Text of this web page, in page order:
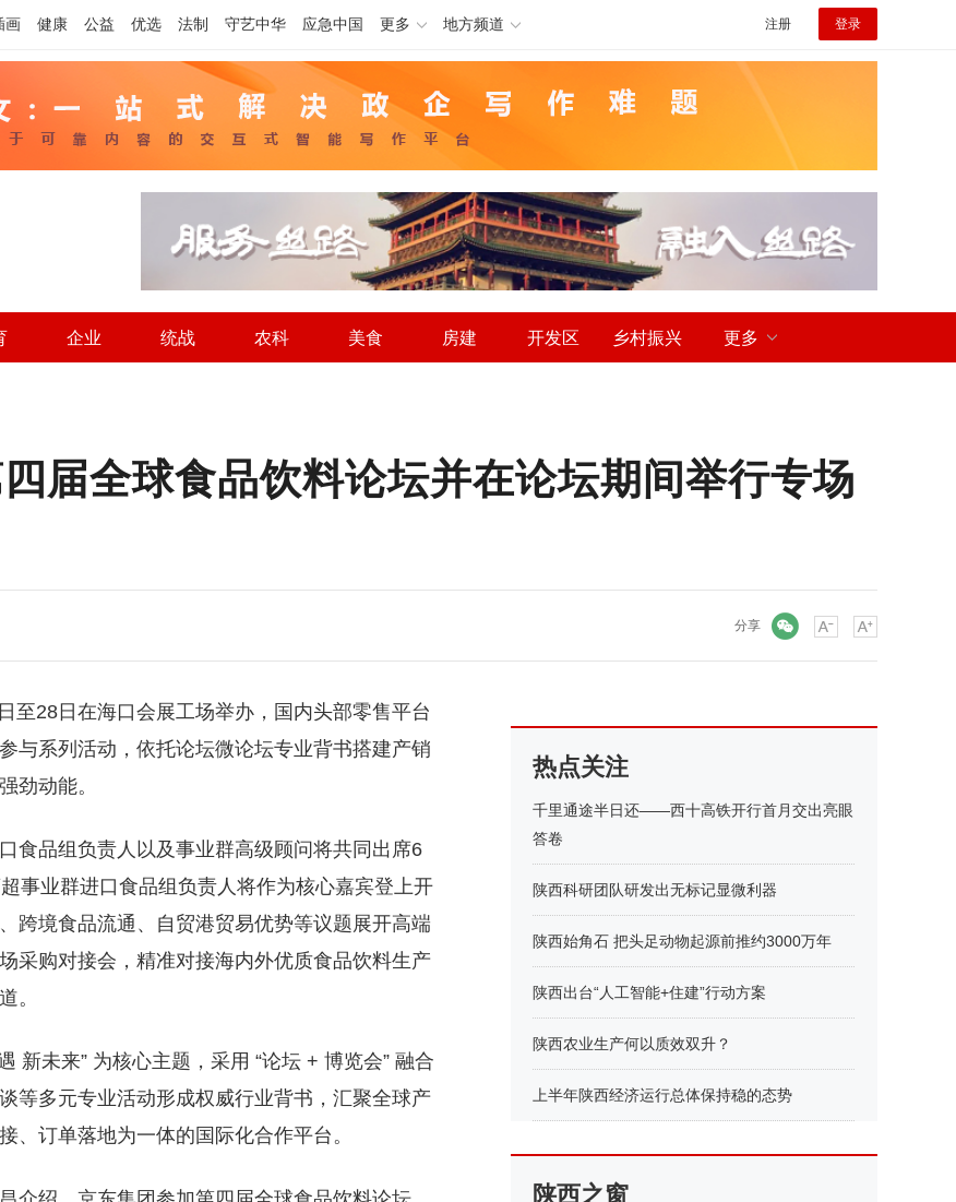
画 健康 公益 优选 法制 守艺中华 应急中国 更多 地方频道 注册 登录
企业 统战 农科 美食 房建 开发区 乡村振兴 更多
届全球食品饮料论坛并在论坛期间举行专场
分享
至28日在海口会展工场举办，国内头部零售平台
与系列活动，依托论坛微论坛专业背书搭建产销
劲动能。
食品组负责人以及事业群高级顾问将共同出席6
事业群进口食品组负责人将作为核心嘉宾登上开
跨境食品流通、自贸港贸易优势等议题展开高端
采购对接会，精准对接海内外优质食品饮料生产
。
新未来” 为核心主题，采用 “论坛 + 博览会” 融合
等多元专业活动形成权威行业背书，汇聚全球产
、订单落地为一体的国际化合作平台。
热点关注
千里通途半日还——西十高铁开行首月交出亮眼
答卷
陕西科研团队研发出无标记显微利器
陕西始角石 把头足动物起源前推约3000万年
陕西出台“人工智能+住建”行动方案
陕西农业生产何以质效双升？
上半年陕西经济运行总体保持稳的态势
陕西之窗